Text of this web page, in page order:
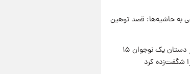
+ جدول
به حاشیه‌ها: قصد توهین
راز طول عمر انسان در دستان یک نوجوان ۱۵
شگفت‌زده کرد